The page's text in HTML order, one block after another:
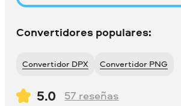
Convertidores populares:
Convertidor DPX Convertidor PNG
5.0 57 reseñas